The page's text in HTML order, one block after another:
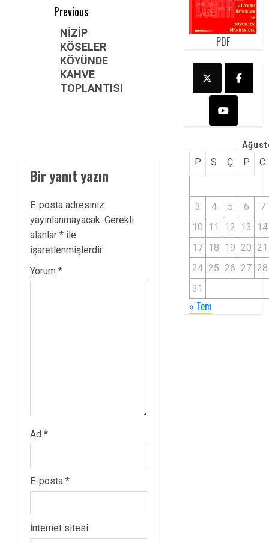
Post
navigation
Previous
Previous
post:
NİZİP
KÖSELER
KÖYÜNDE
KAHVE
TOPLANTISI
Bir yanıt yazın
E-posta adresiniz
yayınlanmayacak. Gerekli
alanlar * ile
işaretlenmişlerdir
Yorum *
Ad *
E-posta *
İnternet sitesi
PDF
P S Ç P C
3 4 5 6
7
10 11 12 13
14
17 18 19 20 21
24 25 26 27 28
31
« Tem